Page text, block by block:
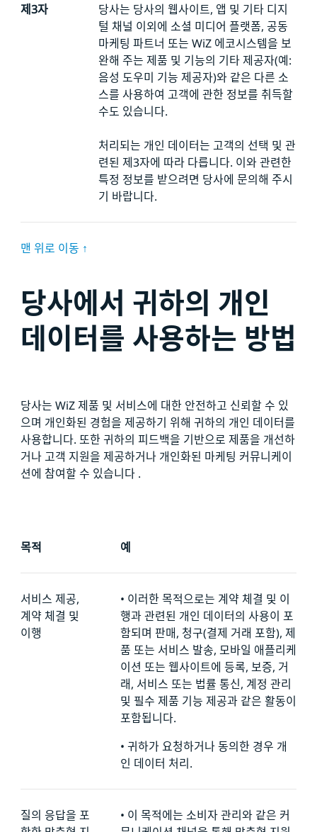
제3자
당사는 당사의 웹사이트, 앱 및 기타 디지
털 채널 이외에 소셜 미디어 플랫폼, 공동
마케팅 파트너 또는 WiZ 에코시스템을 보
완해 주는 제품 및 기능의 기타 제공자(예:
음성 도우미 기능 제공자)와 같은 다른 소
스를 사용하여 고객에 관한 정보를 취득할
수도 있습니다.
처리되는 개인 데이터는 고객의 선택 및 관
련된 제3자에 따라 다릅니다. 이와 관련한
특정 정보를 받으려면 당사에 문의해 주시
기 바랍니다.
맨 위로 이동 ↑
당사에서 귀하의 개인
데이터를 사용하는 방법
당사는 WiZ 제품 및 서비스에 대한 안전하고 신뢰할 수 있
으며 개인화된 경험을 제공하기 위해 귀하의 개인 데이터를
사용합니다. 또한 귀하의 피드백을 기반으로 제품을 개선하
거나 고객 지원을 제공하거나 개인화된 마케팅 커뮤니케이
션에 참여할 수 있습니다 .
목적 예
서비스 제공,
계약 체결 및
이행
• 이러한 목적으로는 계약 체결 및 이
행과 관련된 개인 데이터의 사용이 포
함되며 판매, 청구(결제 거래 포함), 제
품 또는 서비스 발송, 모바일 애플리케
이션 또는 웹사이트에 등록, 보증, 거
래, 서비스 또는 법률 통신, 계정 관리
및 필수 제품 기능 제공과 같은 활동이
포함됩니다.
• 귀하가 요청하거나 동의한 경우 개
인 데이터 처리.
질의 응답을 포
• 이 목적에는 소비자 관리와 같은 커